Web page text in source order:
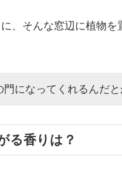
、そんな窓辺に植物
になってくれるんだ
る香りは？